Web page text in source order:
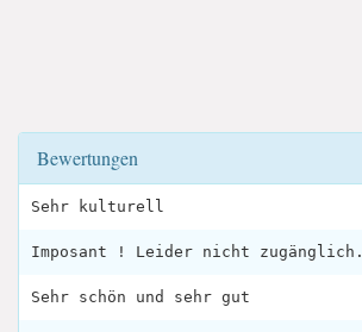
Bewertungen
Sehr kulturell
Imposant ! Leider nicht zugänglich.
Sehr schön und sehr gut